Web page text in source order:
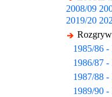
2008/09
2019/20
1985/86
1986/87
1987/88
1989/90